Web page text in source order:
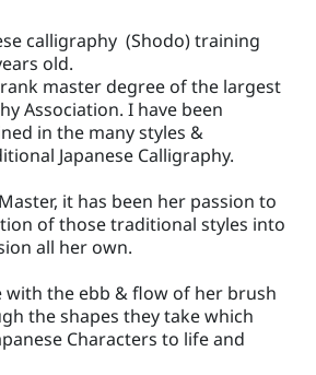
calligraphy (Shodo) training
old.
master degree of the largest
Association. I have been
in the many styles &
Japanese Calligraphy.
it has been her passion to
of those traditional styles into
all her own.
with the ebb & flow of her brush
the shapes they take which
Characters to life and